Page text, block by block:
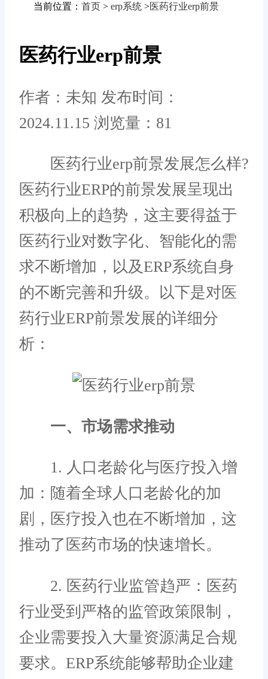
当前位置： 首页 > erp系统 >医药行业erp前景
医药行业erp前景
作者：未知 发布时间：
2024.11.15 浏览量：81
医药行业erp前景发展怎么样?
医药行业ERP的前景发展呈现出
积极向上的趋势，这主要得益于
医药行业对数字化、智能化的需
求不断增加，以及ERP系统自身
的不断完善和升级。以下是对医
药行业ERP前景发展的详细分
析：
一、市场需求推动
1. 人口老龄化与医疗投入增
加：随着全球人口老龄化的加
剧，医疗投入也在不断增加，这
推动了医药市场的快速增长。
2. 医药行业监管趋严：医药
行业受到严格的监管政策限制，
企业需要投入大量资源满足合规
要求。ERP系统能够帮助企业建